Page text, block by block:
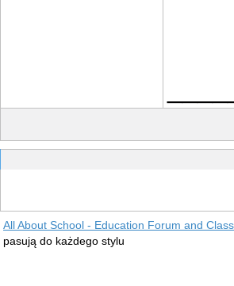
All About School - Education Forum and
pasują do każdego stylu